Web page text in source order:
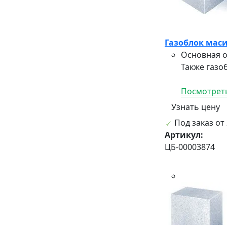
Газоблок
Основная
Также
Узнать цену
Под заказ от
Артикул:
ЦБ-00003874